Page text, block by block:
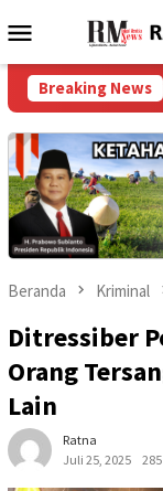
ke
Menu
Mobile
Breaking News
Kinerja
Beranda Kriminal
Ditressiber
Orang
Lain
Ratna
Juli 25, 2025